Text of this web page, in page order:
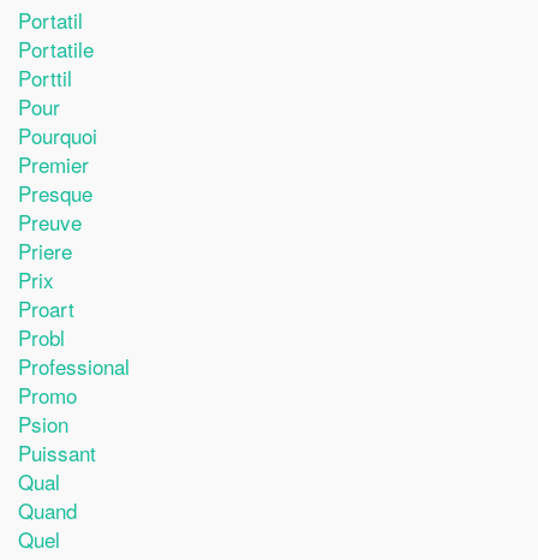
Portatil
Portatile
Porttil
Pour
Pourquoi
Premier
Presque
Preuve
Priere
Prix
Proart
Probl
Professional
Promo
Psion
Puissant
Qual
Quand
Quel